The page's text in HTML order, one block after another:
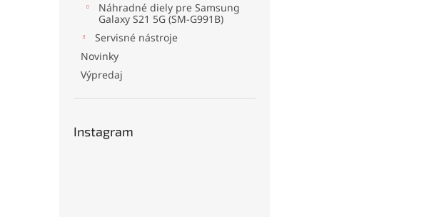
Náhradné diely pre Samsung
Galaxy S21 5G (SM-G991B)
Servisné nástroje
Novinky
Výpredaj
Instagram